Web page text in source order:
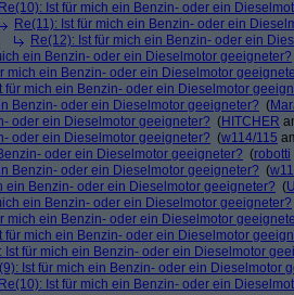
Re(10): Ist für mich ein Benzin- oder ein
Re(11): Ist für mich ein Benzin- oder ein
Re(12): Ist für mich ein Benzin- oder ein
ein Benzin- oder ein Dieselmotor geeigneter?
mich ein Benzin- oder ein Dieselmotor
für mich ein Benzin- oder ein Dieselmotor
Benzin- oder ein Dieselmotor geeigneter? (
oder ein Dieselmotor geeigneter? (HITCHER
oder ein Dieselmotor geeigneter? (w114/115
oder ein Dieselmotor geeigneter? (robotti
Benzin- oder ein Dieselmotor geeigneter? (
ein Benzin- oder ein Dieselmotor geeigneter? (
ein Benzin- oder ein Dieselmotor geeigneter?
mich ein Benzin- oder ein Dieselmotor
für mich ein Benzin- oder ein Dieselmotor
Ist für mich ein Benzin- oder ein Dieselmotor
Ist für mich ein Benzin- oder ein Dieselmotor
Re(10): Ist für mich ein Benzin- oder ein